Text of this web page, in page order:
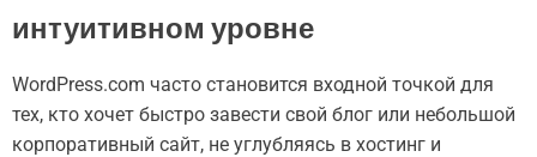
интуитивном уровне
WordPress.com часто становится входной точкой для
тех, кто хочет быстро завести свой блог или небольшой
корпоративный сайт, не углубляясь в хостинг и